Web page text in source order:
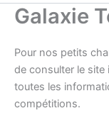
Galaxie
Pour nos petits
de consulter le site
toutes les
compétitions.